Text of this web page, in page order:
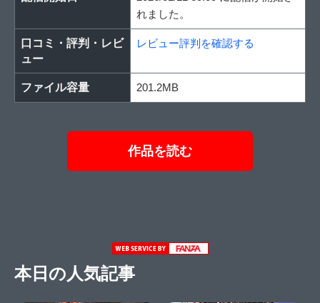
れました。
口コミ・評判・レビ
ュー
レビュー評判を確認する
ファイル容量 201.2MB
作品を読む
本日の人気記事